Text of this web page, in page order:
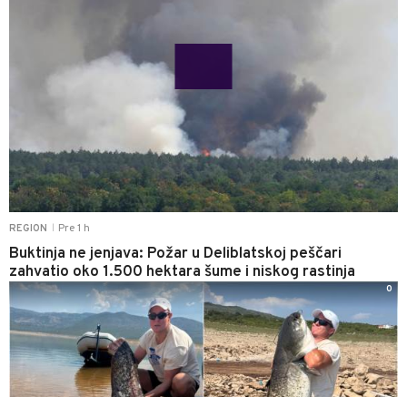
REGION Pre 1 h
Buktinja ne jenjava: Požar u Deliblatskoj peščari
zahvatio oko 1.500 hektara šume i niskog rastinja
0